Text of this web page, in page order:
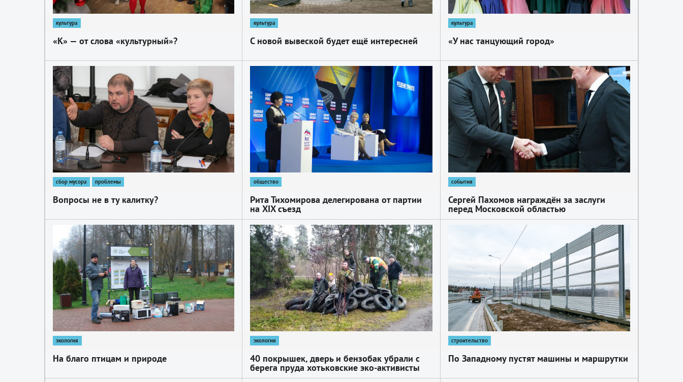
культура
«К» — от слова «культурный»?
культура
С новой вывеской будет ещё интересней
культура
«У нас танцующий город»
1
сбор мусора проблемы
Вопросы не в ту калитку?
общество
Рита Тихомирова делегирована от партии
на XIX съезд
1
события
Сергей Пахомов награждён за заслуги
перед Московской областью
экология
На благо птицам и природе
1
экология
40 покрышек, дверь и бензобак убрали с
берега пруда хотьковские эко-­активисты
строительство
По Западному пустят машины и маршрутки